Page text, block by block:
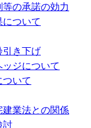
の承諾の効力
ついて
引き下げ
ジについて
いて
業法との関係
討